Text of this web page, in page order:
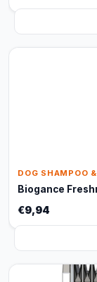
DOG SHAMPOO
Biogance
€9,94